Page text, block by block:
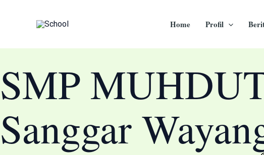
Home Profil
SMP
Sanggar